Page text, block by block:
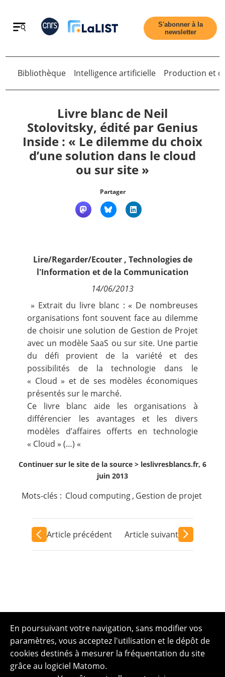
Retour
Accueil
Qui sommes nous ?
Nous suivre
S'abonner à la
newsletter
Retour
Bibliothèque Intelligence artificielle Production et
Livre blanc de Neil
Stolovitsky, édité par Genius
Inside : « Le dilemme du choix
d’une solution dans le cloud
ou sur site »
Partager
Lire/Regarder/Ecouter, Technologies de
l'Information et de la Communication
14/06/2013
» Extrait du livre blanc : « De nombreuses
organisations font souvent face au dilemme
de choisir une solution de Gestion de Projet
avec un modèle SaaS ou sur site. Une partie
du défi provient de la variété et des
possibilités de la technologie dans le
« Cloud » et de ses modèles économiques
présentés sur le marché.
Ce livre blanc aide les organisations à
différencier les avantages et les divers
modèles d’affaires offerts en technologie
« Cloud » (…) «
Continuer sur le site de la source > leslivresblancs.fr, 6
juin 2013
Mots-clés : Cloud computing, Gestion de projet
Article précédent Article suivant
En poursuivant votre navigation, sans modifier vos
paramètres, vous acceptez l'utilisation et le dépôt de
cookies destinés à mesurer la fréquentation du site
grâce au logiciel Matomo.